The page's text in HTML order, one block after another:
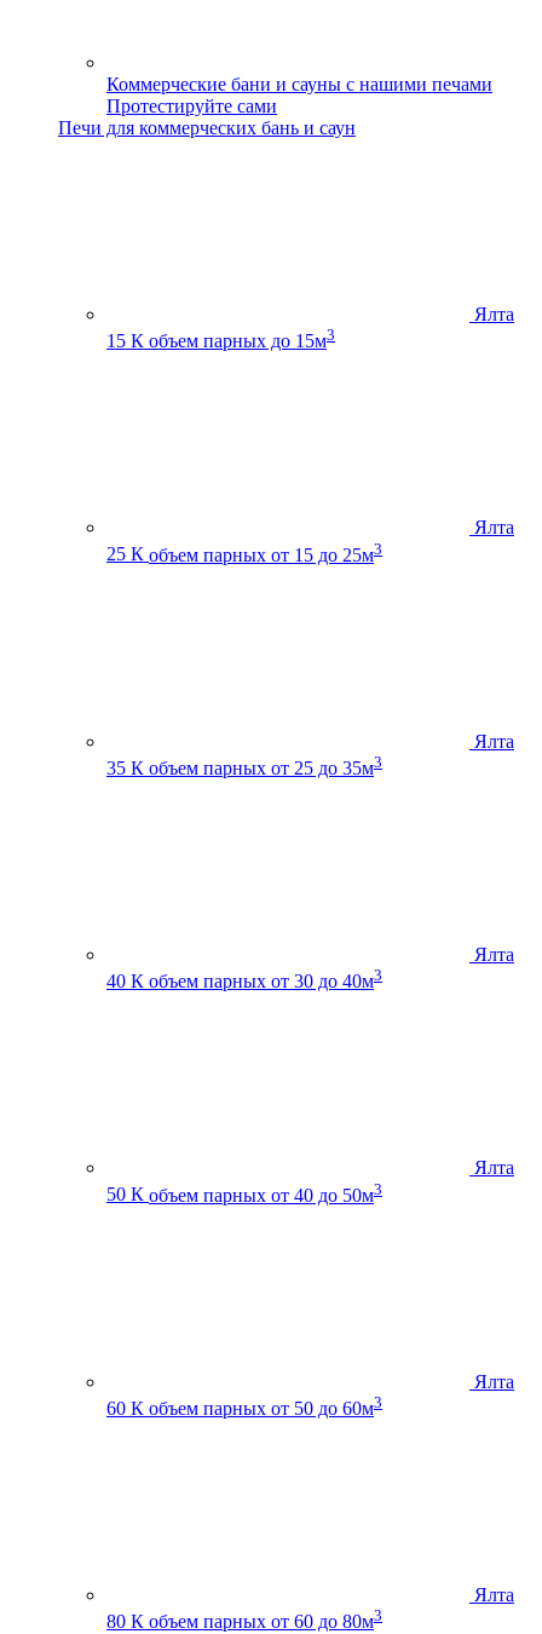
Коммерческие бани и сауны с нашими печами
Протестируйте сами
Печи для коммерческих бань и саун
Ялта
15 К объем парных до 15м3
Ялта
25 К объем парных от 15 до 25м3
Ялта
35 К объем парных от 25 до 35м3
Ялта
40 К объем парных от 30 до 40м3
Ялта
50 К объем парных от 40 до 50м3
Ялта
60 К объем парных от 50 до 60м3
Ялта
80 К объем парных от 60 до 80м3